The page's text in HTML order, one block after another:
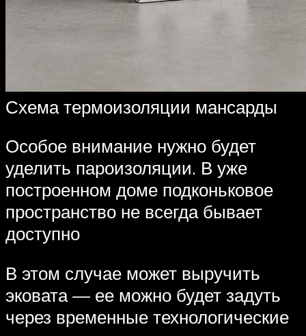
Схема термоизоляции мансарды
Особое внимание нужно будет
уделить пароизоляции. В уже
построенном доме подконьковое
пространство не всегда бывает
доступно
В этом случае может выручить
эковата — ее можно будет задуть
через временные технологические